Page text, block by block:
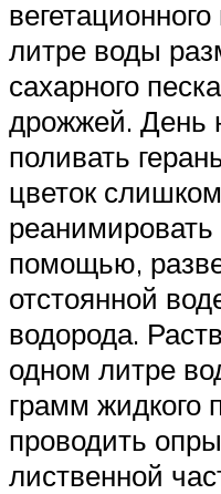
литре воды
сахарного
дрожжей. День
поливать
цветок
помощью,
отстоянной
водорода.
одном литре
грамм жидкого
проводить
лиственной